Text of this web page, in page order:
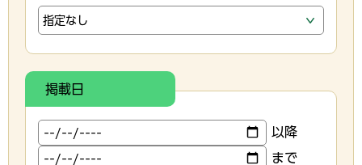
掲載日
以降
まで